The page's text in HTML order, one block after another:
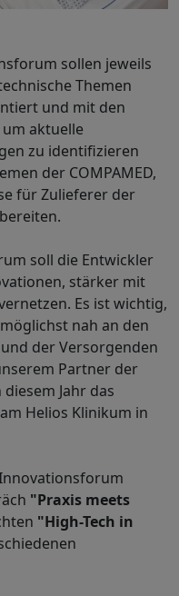
sollen jeweils
Themen
und mit den
aktuelle
zu identifizieren
der COMPAMED,
für Zulieferer der
soll die Entwickler
stärker mit
Es ist wichtig,
nah an den
der Versorgenden
Partner der
Jahr das
Helios Klinikum in
"Praxis meets
"High-Tech in